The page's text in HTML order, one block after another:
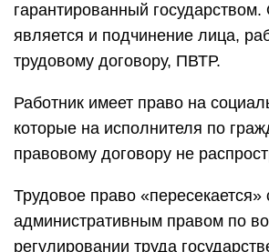
гарантированный
является и подчинение лица,
трудовому договору, ПВТР.
Работник имеет право на
которые на исполнителя по
правовому договору не
Трудовое право «пересекается»
административным правом по
регулировании труда